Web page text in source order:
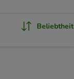
Beliebtheit